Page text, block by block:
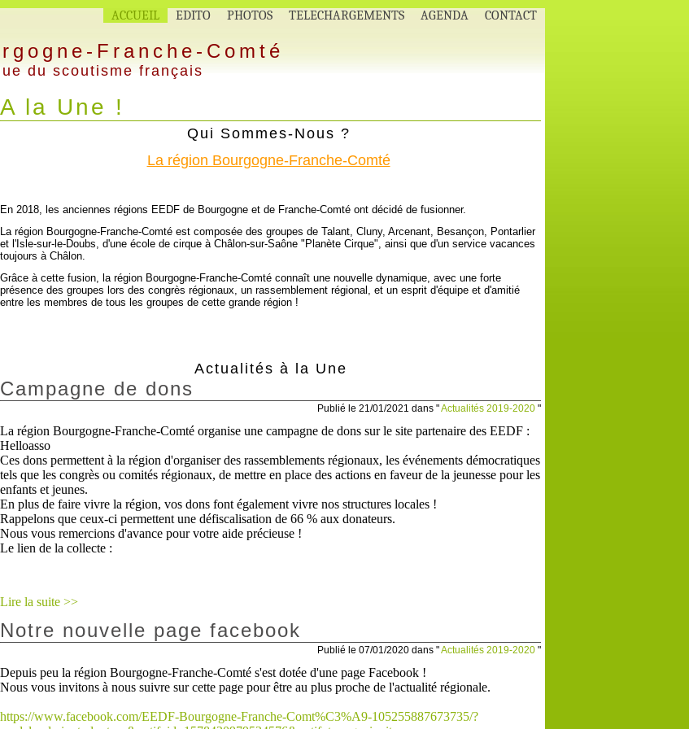
ACCUEIL EDITO PHOTOS TELECHARGEMENTS AGENDA CONTACT
Franche-Comté
du scoutisme français
A la Une !
Qui Sommes-Nous ?
La région Bourgogne-Franche-Comté
En 2018, les anciennes régions EEDF de Bourgogne et de Franche-Comté ont décidé de fusionner.
La région Bourgogne-Franche-Comté est composée des groupes de Talant, Cluny, Arcenant, Besançon, Pontarlier
et l'Isle-sur-le-Doubs, d'une école de cirque à Châlon-sur-Saône "Planète Cirque", ainsi que d'un service vacances
toujours à Châlon.
Grâce à cette fusion, la région Bourgogne-Franche-Comté connaît une nouvelle dynamique, avec une forte
présence des groupes lors des congrès régionaux, un rassemblement régional, et un esprit d'équipe et d'amitié
entre les membres de tous les groupes de cette grande région !
Actualités à la Une
Campagne de dons
Publié le 21/01/2021 dans "Actualités 2019-2020 "
La région Bourgogne-Franche-Comté organise une campagne de dons sur le site partenaire des EEDF :
Helloasso
Ces dons permettent à la région d'organiser des rassemblements régionaux, les événements démocratiques
tels que les congrès ou comités régionaux, de mettre en place des actions en faveur de la jeunesse pour les
enfants et jeunes.
En plus de faire vivre la région, vos dons font également vivre nos structures locales !
Rappelons que ceux-ci permettent une défiscalisation de 66 % aux donateurs.
Nous vous remercions d'avance pour votre aide précieuse !
Le lien de la collecte :
Lire la suite >>
Notre nouvelle page facebook
Publié le 07/01/2020 dans "Actualités 2019-2020 "
Depuis peu la région Bourgogne-Franche-Comté s'est dotée d'une page Facebook !
Nous vous invitons à nous suivre sur cette page pour être au plus proche de l'actualité régionale.
https://www.facebook.com/EEDF-Bourgogne-Franche-Comt%C3%A9-105255887673735/?